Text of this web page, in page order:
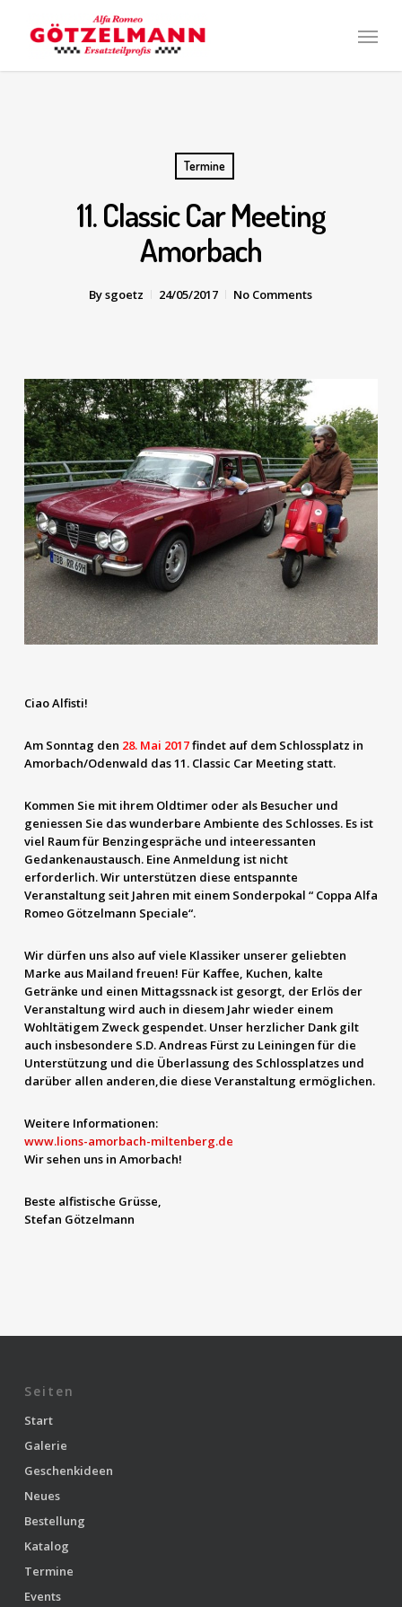
Menu
Termine
11. Classic Car Meeting
Amorbach
Bysgoetz 24/05/2017 No Comments
Ciao Alfisti!
Am Sonntag den 28. Mai 2017findet auf dem Schlossplatz in
Amorbach/Odenwald das 11. Classic Car Meeting statt.
Kommen Sie mit ihrem Oldtimer oder als Besucher und
geniessen Sie das wunderbare Ambiente des Schlosses. Es ist
viel Raum für Benzingespräche und inteeressanten
Gedankenaustausch. Eine Anmeldung ist nicht
erforderlich. Wir unterstützen diese entspannte
Veranstaltung seit Jahren mit einem Sonderpokal “ Coppa Alfa
Romeo Götzelmann Speciale“.
Wir dürfen uns also auf viele Klassiker unserer geliebten
Marke aus Mailand freuen! Für Kaffee, Kuchen, kalte
Getränke und einen Mittagssnack ist gesorgt, der Erlös der
Veranstaltung wird auch in diesem Jahr wieder einem
Wohltätigem Zweck gespendet. Unser herzlicher Dank gilt
auch insbesondere S.D. Andreas Fürst zu Leiningen für die
Unterstützung und die Überlassung des Schlossplatzes und
darüber allen anderen,die diese Veranstaltung ermöglichen.
Weitere Informationen:
www.lions-amorbach-miltenberg.de
Wir sehen uns in Amorbach!
Beste alfistische Grüsse,
Stefan Götzelmann
Seiten
Start
Galerie
Geschenkideen
Neues
Bestellung
Katalog
Termine
Events